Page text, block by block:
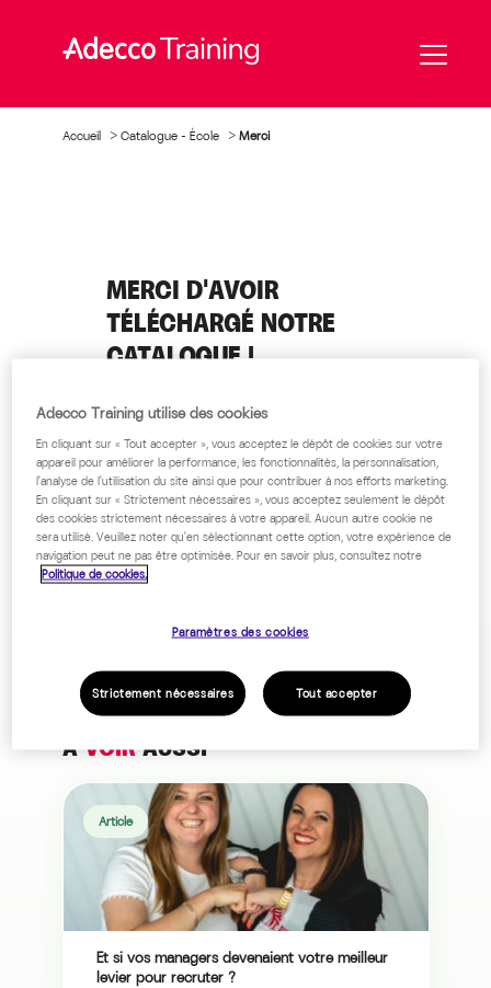
Accueil >Catalogue – École >Merci
MERCI D'AVOIR
TÉLÉCHARGÉ NOTRE
CATALOGUE !
téléchargement.
Retourner à l'accueil
ÀVOIRAUSSI
Article
Et si vos managers devenaient votre meilleur
levier pour recruter ?
Adecco Training utilise des cookies
En cliquant sur « Tout accepter », vous acceptez le dépôt de cookies sur votre
appareil pour améliorer la performance, les fonctionnalités, la personnalisation,
l'analyse de l'utilisation du site ainsi que pour contribuer à nos efforts marketing.
En cliquant sur « Strictement nécessaires », vous acceptez seulement le dépôt
des cookies strictement nécessaires à votre appareil. Aucun autre cookie ne
sera utilisé. Veuillez noter qu'en sélectionnant cette option, votre expérience de
navigation peut ne pas être optimisée. Pour en savoir plus, consultez notre
Politique de cookies.
Paramètres des cookies
Strictement nécessaires Tout accepter